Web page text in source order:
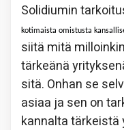
Solidiumin
kotimaista omistusta
siitä mitä
tärkeänä
sitä. Onhan se
asiaa ja sen on
kannalta